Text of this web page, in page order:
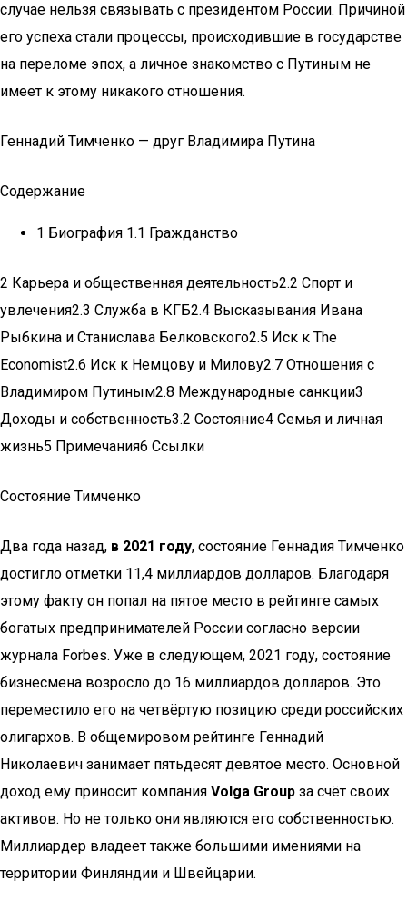
случае нельзя связывать с президентом России. Причиной
его успеха стали процессы, происходившие в государстве
на переломе эпох, а личное знакомство с Путиным не
имеет к этому никакого отношения.
Геннадий Тимченко — друг Владимира Путина
Содержание
1 Биография 1.1 Гражданство
2 Карьера и общественная деятельность2.2 Спорт и
увлечения2.3 Служба в КГБ2.4 Высказывания Ивана
Рыбкина и Станислава Белковского2.5 Иск к The
Economist2.6 Иск к Немцову и Милову2.7 Отношения с
Владимиром Путиным2.8 Международные санкции3
Доходы и собственность3.2 Состояние4 Семья и личная
жизнь5 Примечания6 Ссылки
Состояние Тимченко
Два года назад, в 2021 году, состояние Геннадия Тимченко
достигло отметки 11,4 миллиардов долларов. Благодаря
этому факту он попал на пятое место в рейтинге самых
богатых предпринимателей России согласно версии
журнала Forbes. Уже в следующем, 2021 году, состояние
бизнесмена возросло до 16 миллиардов долларов. Это
переместило его на четвёртую позицию среди российских
олигархов. В общемировом рейтинге Геннадий
Николаевич занимает пятьдесят девятое место. Основной
доход ему приносит компания Volga Group за счёт своих
активов. Но не только они являются его собственностью.
Миллиардер владеет также большими имениями на
территории Финляндии и Швейцарии.